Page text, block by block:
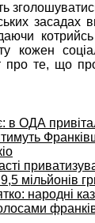
засадах
кожен
про те, що
в ОДА
мільйонів
народні